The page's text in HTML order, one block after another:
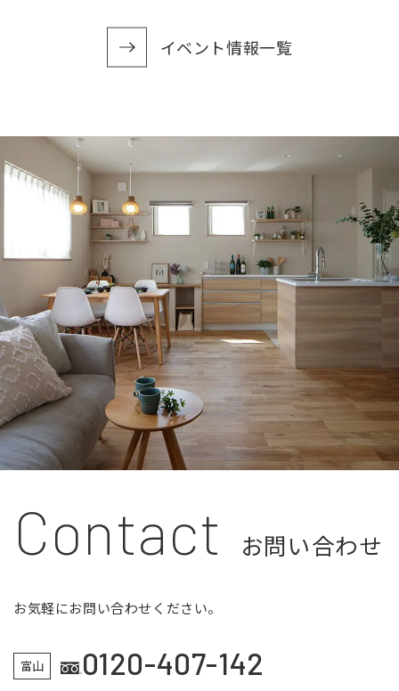
イベント情報一覧
Contact お問い合わせ
お気軽にお問い合わせください。
富山 0120-407-142